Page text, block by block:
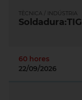
TÈCNICA / INDÚSTRIA
Soldadura:TIG
60 hores
22/09/2026